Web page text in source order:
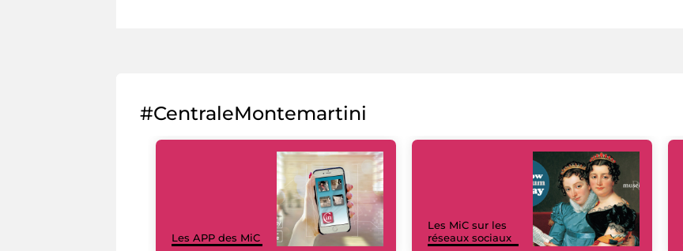
#CentraleMontemartini
Les APP des MiC
Les MiC sur les
réseaux sociaux